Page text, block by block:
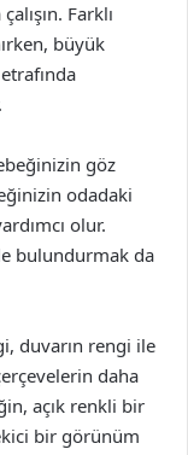
Farklı
büyük
göz
odadaki
olur.
bulundurmak da
duvarın rengi ile
daha
açık renkli bir
bir görünüm